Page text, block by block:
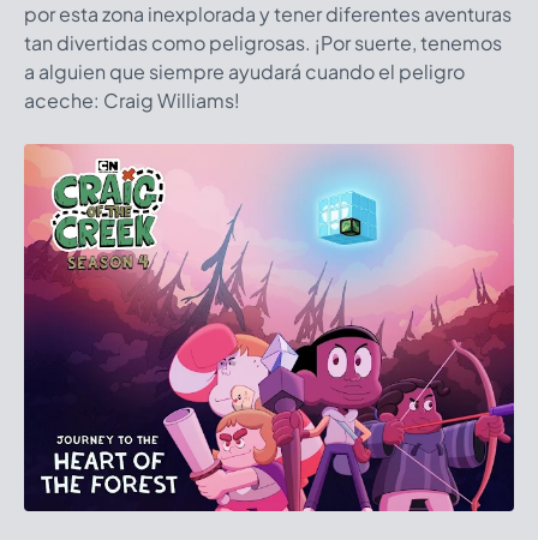
por esta zona inexplorada y tener diferentes aventuras
tan divertidas como peligrosas. ¡Por suerte, tenemos
a alguien que siempre ayudará cuando el peligro
aceche: Craig Williams!